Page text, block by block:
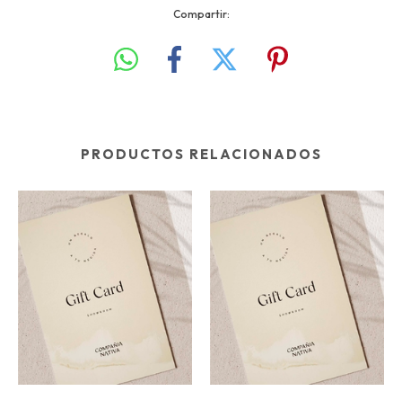
Compartir:
PRODUCTOS RELACIONADOS